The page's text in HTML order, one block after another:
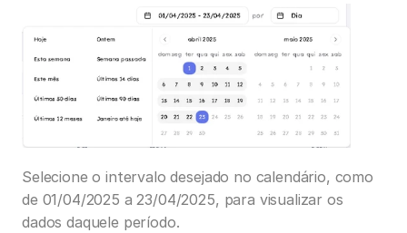
Selecione o intervalo desejado no calendário, como
de 01/04/2025 a 23/04/2025, para visualizar os
dados daquele período.